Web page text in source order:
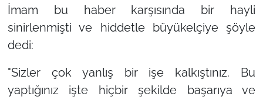
İmam bu haber karşısında bir hayli
sinirlenmişti ve hiddetle büyükelçiye şöyle
dedi:
"Sizler çok yanlış bir işe kalkıştınız. Bu
yaptığınız işte hiçbir şekilde başarıya ve